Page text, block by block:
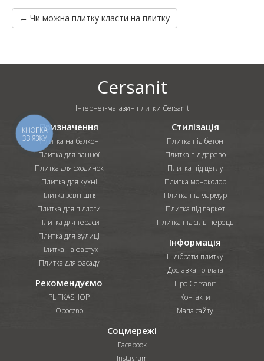
← Чи можна плитку класти на плитку
Cersanit
Інтернет-магазин плитки Cersanit
Призначення
Плитка на балкон
Плитка для ванної
Плитка для сходинок
Плитка для кухні
Плитка зовнішня
Плитка для підлоги
Плитка для тераси
Плитка для вулиці
Плитка на фартух
Плитка для фасаду
Стилізація
Плитка під бетон
Плитка під дерево
Плитка під цеглу
Плитка моноколор
Плитка під мармур
Плитка під паркет
Плитка під сіль-перець
Інформація
Підібрати плитку
Доставка і оплата
Про Cersanit
Контакти
Мапа сайту
Рекомендуємо
PLITKASHOP
Opoczno
Соцмережі
Facebook
Instagram
КНОПКА
ЗВ'ЯЗКУ